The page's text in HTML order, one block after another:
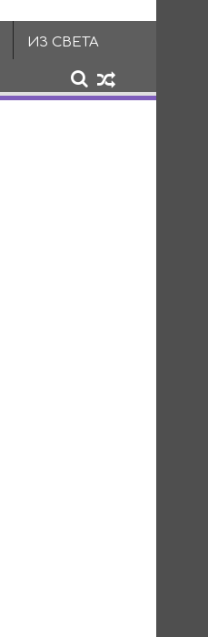
ИЗ СВЕТА